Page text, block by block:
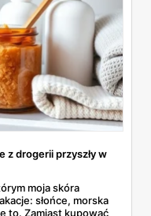
z drogerii przyszły w
moja skóra
słońce, morska
to. Zamiast kupować